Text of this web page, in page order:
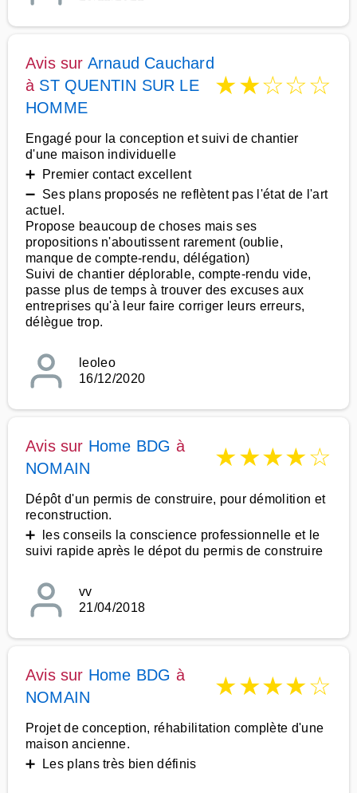
Avis sur Arnaud Cauchard
à ST QUENTIN SUR LE
HOMME
★★☆☆☆
Engagé pour la conception et suivi de chantier
d'une maison individuelle
➕ Premier contact excellent
➖ Ses plans proposés ne reflètent pas l'état de l'art
actuel.
Propose beaucoup de choses mais ses
propositions n'aboutissent rarement (oublie,
manque de compte-rendu, délégation)
Suivi de chantier déplorable, compte-rendu vide,
passe plus de temps à trouver des excuses aux
entreprises qu'à leur faire corriger leurs erreurs,
délègue trop.
leoleo
16/12/2020
Avis sur Home BDG à
NOMAIN
★★★★☆
Dépôt d'un permis de construire, pour démolition et
reconstruction.
➕ les conseils la conscience professionnelle et le
suivi rapide après le dépot du permis de construire
vv
21/04/2018
Avis sur Home BDG à
NOMAIN
★★★★☆
Projet de conception, réhabilitation complète d'une
maison ancienne.
➕ Les plans très bien définis